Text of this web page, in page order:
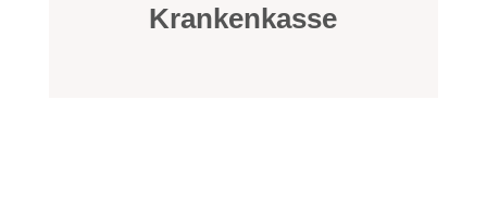
Krankenkasse